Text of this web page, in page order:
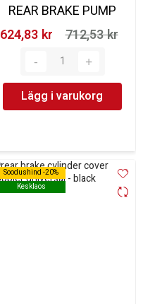
REAR BRAKE PUMP
624,83 kr‎
712,53 kr‎
Lägg i varukorg
Soodushind -20%
Kesklaos
Soodushind -20%
Kesklaos